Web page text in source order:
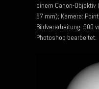
einem Canon-
67 mm); Kamera:
Bildverarbeitung: 500
Photoshop bearbeitet.